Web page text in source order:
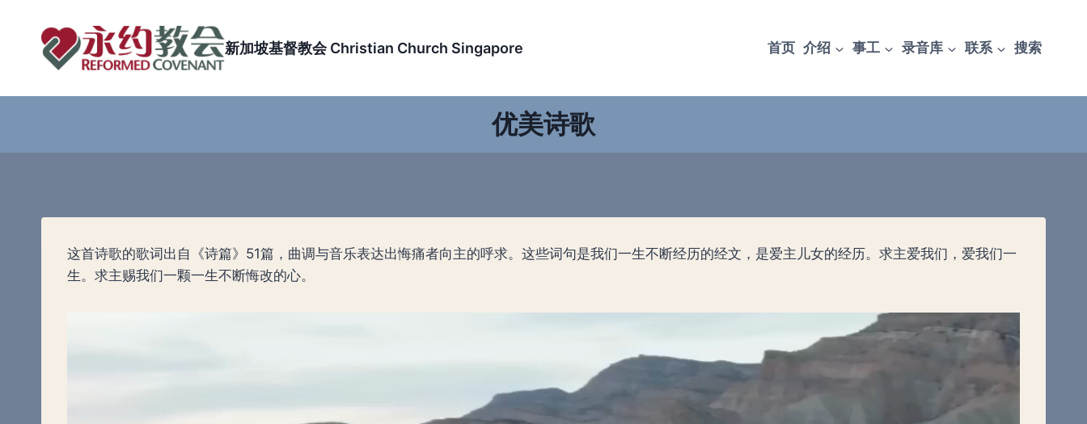
content
新加坡基督教会 Christian Church Singapore 首页 介绍 事工 录音库 联系 搜索
优美诗歌
这首诗歌的歌词出自《诗篇》51篇，曲调与音乐表达出悔痛者向主的呼求。这些词句是我们一生不断经历的经文，是爱主儿女的经历。求主爱我们，爱我们一
生。求主赐我们一颗一生不断悔改的心。